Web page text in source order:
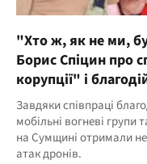
"Хто ж, як не ми,
Борис Спіцин про
корупції" і
Завдяки співпраці
мобільні вогневі групи
на Сумщині отримали
атак дронів.